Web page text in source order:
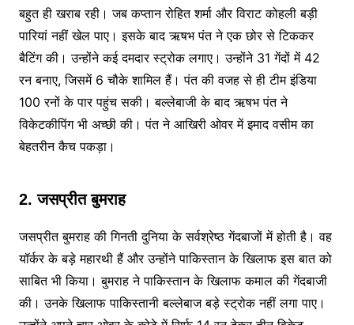
बहुत ही खराब रही। जब कप्तान रोहित शर्मा और विराट कोहली बड़ी
पारियां नहीं खेल पाए। इसके बाद ऋषभ पंत ने एक छोर से टिककर
बैटिंग की। उन्होंने कई दमदार स्ट्रोक लगाए। उन्होंने 31 गेंदों में 42
रन बनाए, जिसमें 6 चौके शामिल हैं। पंत की वजह से ही टीम इंडिया
100 रनों के पार पहुंच सकी। बल्लेबाजी के बाद ऋषभ पंत ने
विकेटकीपिंग भी अच्छी की। पंत ने आखिरी ओवर में इमाद वसीम का
बेहतरीन कैच पकड़ा।
2. जसप्रीत बुमराह
जसप्रीत बुमराह की गिनती दुनिया के सर्वश्रेष्ठ गेंदबाजों में होती है। वह
यॉर्कर के बड़े महारथी हैं और उन्होंने पाकिस्तान के खिलाफ इस बात को
साबित भी किया। बुमराह ने पाकिस्तान के खिलाफ कमाल की गेंदबाजी
की। उनके खिलाफ पाकिस्तानी बल्लेबाज बड़े स्ट्रोक नहीं लगा पाए।